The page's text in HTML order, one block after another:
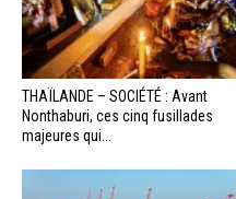
THAÏLANDE – SOCIÉTÉ : Avant
Nonthaburi, ces cinq fusillades
majeures qui...